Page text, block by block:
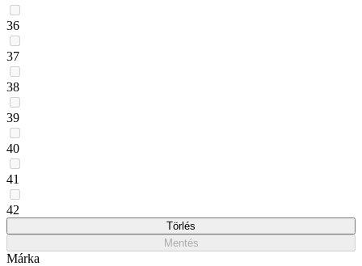
36
37
38
39
40
41
42
Törlés
Mentés
Márka